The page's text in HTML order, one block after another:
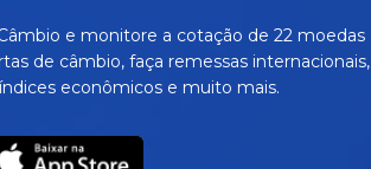
e monitore a cotação de 22 moedas
de câmbio, faça remessas internacionais,
econômicos e muito mais.